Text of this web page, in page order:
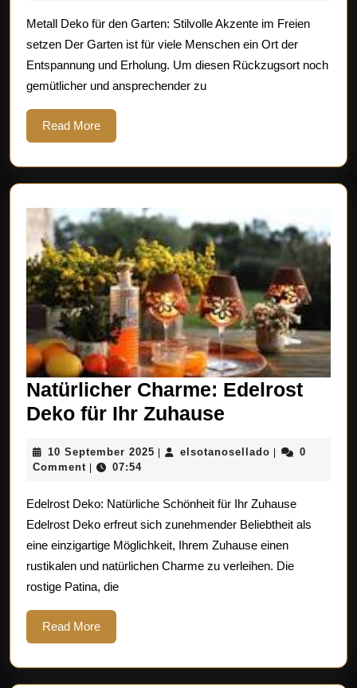
Ihren
Garten:
Akzente
Metall Deko für den Garten: Stilvolle Akzente im Freien
setzen Der Garten ist für viele Menschen ein Ort der
Entspannung und Erholung. Um diesen Rückzugsort noch
gemütlicher und ansprechender zu
Read MoreRead
More
Natürlicher Charme: Edelrost
Deko für Ihr Zuhause
Edelrost
für
Ihr
Zuhause
10 September 2025 10
elsotanosellado
0
Comment
07:54
Edelrost Deko: Natürliche Schönheit für Ihr Zuhause
Edelrost Deko erfreut sich zunehmender Beliebtheit als
eine einzigartige Möglichkeit, Ihrem Zuhause einen
rustikalen und natürlichen Charme zu verleihen. Die
rostige Patina, die
Read MoreRead
More